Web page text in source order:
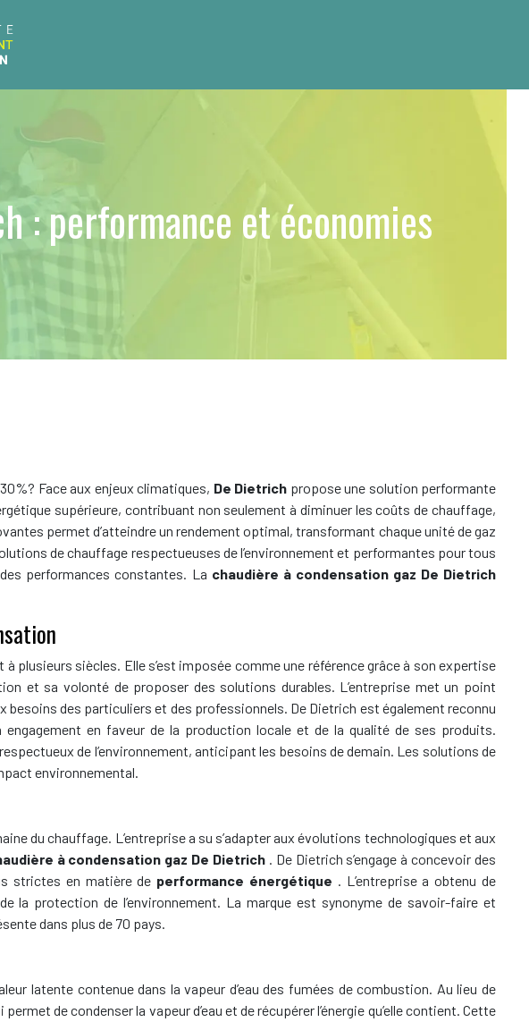
: performance et économies
Face aux enjeux climatiques, De Dietrich propose une solution performante
supérieure, contribuant non seulement à diminuer les coûts de chauffage,
permet d’atteindre un rendement optimal, transformant chaque unité de gaz
de chauffage respectueuses de l’environnement et performantes pour tous
performances constantes. La chaudière à condensation gaz De Dietrich
plusieurs siècles. Elle s’est imposée comme une référence grâce à son expertise
et sa volonté de proposer des solutions durables. L’entreprise met un point
besoins des particuliers et des professionnels. De Dietrich est également reconnu
en faveur de la production locale et de la qualité de ses produits.
de l’environnement, anticipant les besoins de demain. Les solutions de
environnemental.
du chauffage. L’entreprise a su s’adapter aux évolutions technologiques et aux
à condensation gaz De Dietrich . De Dietrich s’engage à concevoir des
strictes en matière de performance énergétique . L’entreprise a obtenu de
protection de l’environnement. La marque est synonyme de savoir-faire et
dans plus de 70 pays.
latente contenue dans la vapeur d’eau des fumées de combustion. Au lieu de
de condenser la vapeur d’eau et de récupérer l’énergie qu’elle contient. Cette